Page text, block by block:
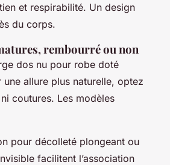
et respirabilité. Un design
du corps.
rembourré ou non
dos nu pour robe doté
une allure plus naturelle, optez
coutures. Les modèles
pour décolleté plongeant ou
facilitent l’association